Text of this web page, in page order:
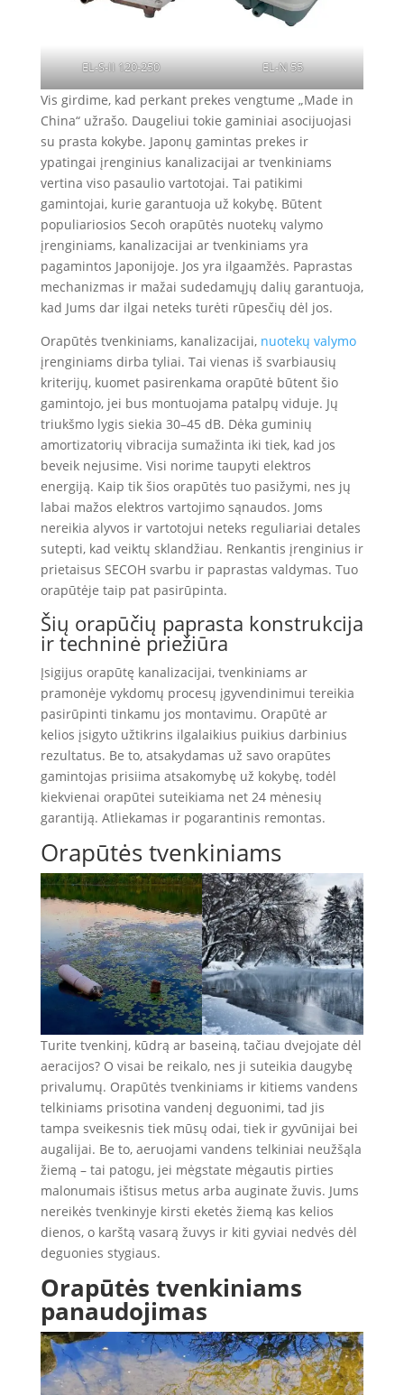
EL-S-II 120-250 EL-N 55
Vis girdime, kad perkant prekes vengtume „Made in
China“ užrašo. Daugeliui tokie gaminiai asocijuojasi
su prasta kokybe. Japonų gamintas prekes ir
ypatingai įrenginius kanalizacijai ar tvenkiniams
vertina viso pasaulio vartotojai. Tai patikimi
gamintojai, kurie garantuoja už kokybę. Būtent
populiariosios Secoh orapūtės nuotekų valymo
įrenginiams, kanalizacijai ar tvenkiniams yra
pagamintos Japonijoje. Jos yra ilgaamžės. Paprastas
mechanizmas ir mažai sudedamųjų dalių garantuoja,
kad Jums dar ilgai neteks turėti rūpesčių dėl jos.
Orapūtės tvenkiniams, kanalizacijai, nuotekų valymo
įrenginiams dirba tyliai. Tai vienas iš svarbiausių
kriterijų, kuomet pasirenkama orapūtė būtent šio
gamintojo, jei bus montuojama patalpų viduje. Jų
triukšmo lygis siekia 30–45 dB. Dėka guminių
amortizatorių vibracija sumažinta iki tiek, kad jos
beveik nejusime. Visi norime taupyti elektros
energiją. Kaip tik šios orapūtės tuo pasižymi, nes jų
labai mažos elektros vartojimo sąnaudos. Joms
nereikia alyvos ir vartotojui neteks reguliariai detales
sutepti, kad veiktų sklandžiau. Renkantis įrenginius ir
prietaisus SECOH svarbu ir paprastas valdymas. Tuo
orapūtėje taip pat pasirūpinta.
Šių orapūčių paprasta konstrukcija
ir techninė priežiūra
Įsigijus orapūtę kanalizacijai, tvenkiniams ar
pramonėje vykdomų procesų įgyvendinimui tereikia
pasirūpinti tinkamu jos montavimu. Orapūtė ar
kelios įsigyto užtikrins ilgalaikius puikius darbinius
rezultatus. Be to, atsakydamas už savo orapūtes
gamintojas prisiima atsakomybę už kokybę, todėl
kiekvienai orapūtei suteikiama net 24 mėnesių
garantiją. Atliekamas ir pogarantinis remontas.
Orapūtės tvenkiniams
Turite tvenkinį, kūdrą ar baseiną, tačiau dvejojate dėl
aeracijos? O visai be reikalo, nes ji suteikia daugybę
privalumų. Orapūtės tvenkiniams ir kitiems vandens
telkiniams prisotina vandenį deguonimi, tad jis
tampa sveikesnis tiek mūsų odai, tiek ir gyvūnijai bei
augalijai. Be to, aeruojami vandens telkiniai neužšąla
žiemą – tai patogu, jei mėgstate mėgautis pirties
malonumais ištisus metus arba auginate žuvis. Jums
nereikės tvenkinyje kirsti eketės žiemą kas kelios
dienos, o karštą vasarą žuvys ir kiti gyviai nedvės dėl
deguonies stygiaus.
Orapūtės tvenkiniams
panaudojimas